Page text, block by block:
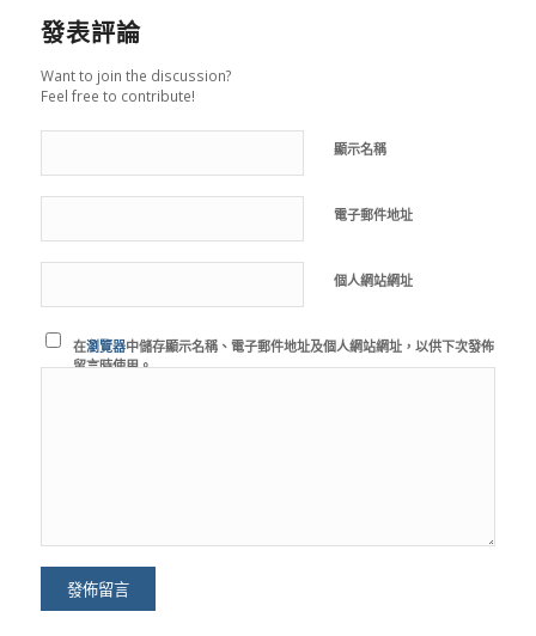
發表評論
Want to join the discussion?
Feel free to contribute!
顯示名稱
電子郵件地址
個人網站網址
在瀏覽器中儲存顯示名稱、電子郵件地址及個人網站網址，以供下次發佈
留言時使用。